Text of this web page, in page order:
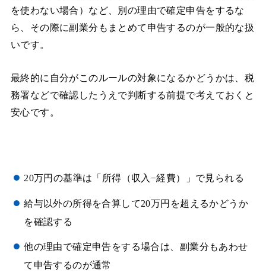
を使わない場合）など、別の理由で確定申告をするな
ら、その際に副業分もまとめて申告するのが一般的な扱
いです。
最終的に自分がこのルールの対象になるかどうかは、税
務署などで確認したうえで判断する前提で考えておくと
安心です。
20万円の基準は「所得（収入−経費）」で見られる
給与以外の所得を合算して20万円を超えるかどうか
を確認する
他の理由で確定申告をする場合は、副業分もあわせ
て申告するのが通常